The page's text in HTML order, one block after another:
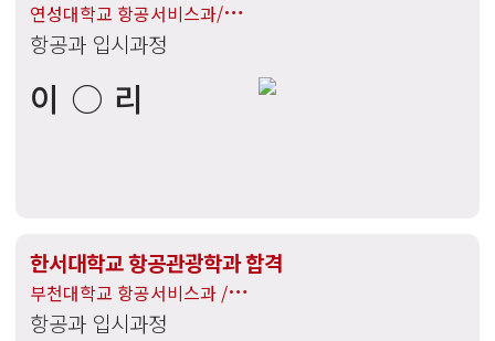
연성대학교 항공서비스과/
한양여자대학교 항공과/
수원과학대학교 항공관광과/
항공과 입시과정
이○리
한서대학교 항공관광학과 합격
부천대학교 항공서비스과 /
호서대학교 항공서비스학과 /
항공과 입시과정